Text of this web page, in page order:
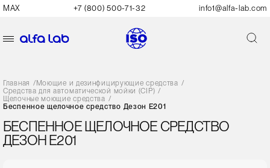
MAX +7 (800) 500-71-32 info1@alfa-lab.com
Главная /Моющие и дезинфицирующие средства /
Средства для автоматической мойки (CIP) /
Щелочные моющие средства /
Беспенное щелочное средство Дезон Е201
БЕСПЕННОЕ ЩЕЛОЧНОЕ СРЕДСТВО
ДЕЗОН Е201